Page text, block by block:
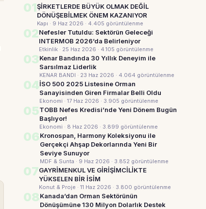
01ŞİRKETLERDE BÜYÜK OLMAK DEĞİL
DÖNÜŞEBİLMEK ÖNEM KAZANIYOR
Kapı · 9 Haz 2026 · 4.405 görüntülenme
02Nefesler Tutuldu: Sektörün Geleceği
INTERMOB 2026’da Belirleniyor
Etkinlik · 25 Haz 2026 · 4.105 görüntülenme
03Kenar Bandında 30 Yıllık Deneyim ile
Sarsılmaz Liderlik
KENAR BANDI · 23 Haz 2026 · 4.064 görüntülenme
04İSO 500 2025 Listesine Orman
Sanayisinden Giren Firmalar Belli Oldu
Ekonomi · 17 Haz 2026 · 3.905 görüntülenme
05TOBB Nefes Kredisi’nde Yeni Dönem Bugün
Başlıyor!
Ekonomi · 8 Haz 2026 · 3.899 görüntülenme
06Kronospan, Harmony Koleksiyonu ile
Gerçekçi Ahşap Dekorlarında Yeni Bir
Seviye Sunuyor
MDF & Sunta · 9 Haz 2026 · 3.852 görüntülenme
07GAYRİMENKUL VE GİRİŞİMCİLİKTE
YÜKSELEN BİR İSİM
Konut & Proje · 11 Haz 2026 · 3.800 görüntülenme
08Kanada’dan Orman Sektörünün
Dönüşümüne 130 Milyon Dolarlık Destek